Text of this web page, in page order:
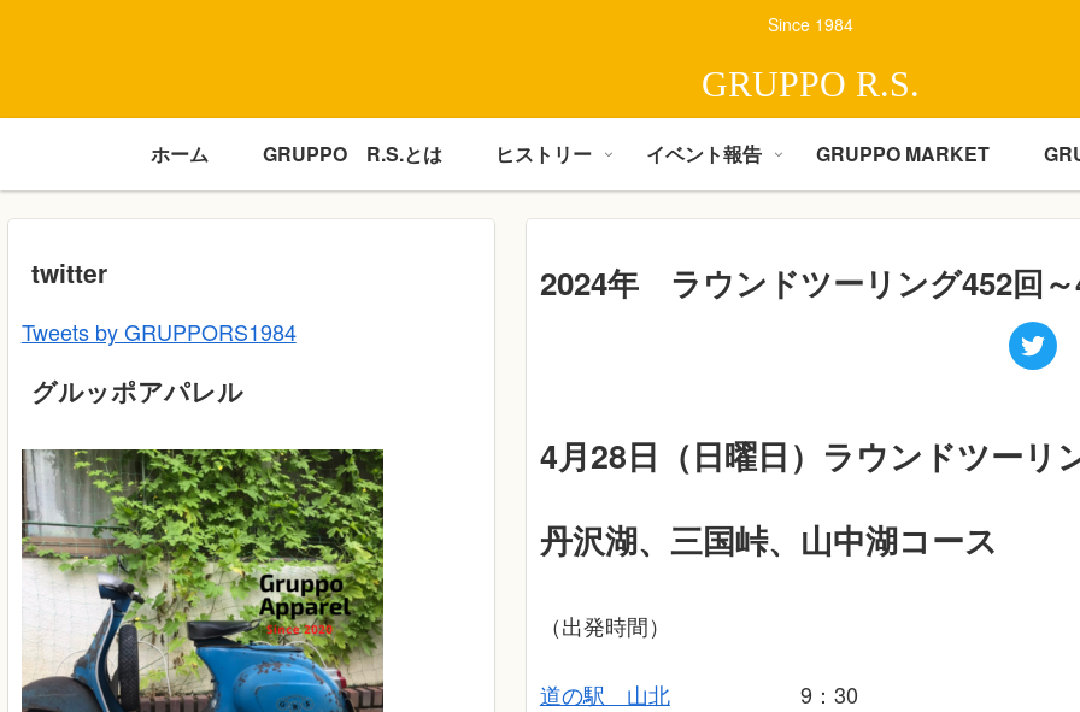
Since 1984
GRUPPO R.S.
ホーム GRUPPO R.S.とは ヒストリー イベント報告 GRUPPO MARKET
2024年 ラウンドツーリング452回
4月28日（日曜日）ラウンドツーリ
丹沢湖、三国峠、山中湖コース
（出発時間）
道の駅 山北9：30
twitter
Tweets by GRUPPORS1984
グルッポアパレル